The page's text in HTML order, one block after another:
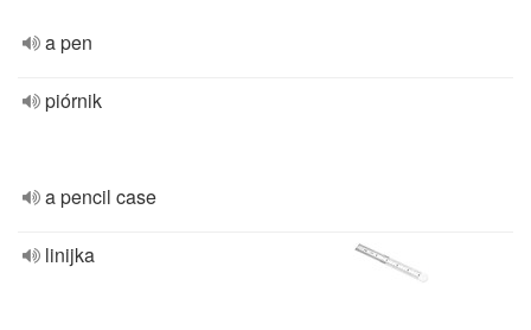
a pen
piórnik
a pencil case
linijka